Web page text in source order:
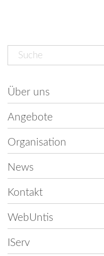
Navigation
überspringen
Über uns
Angebote
Organisation
News
Kontakt
WebUntis
IServ